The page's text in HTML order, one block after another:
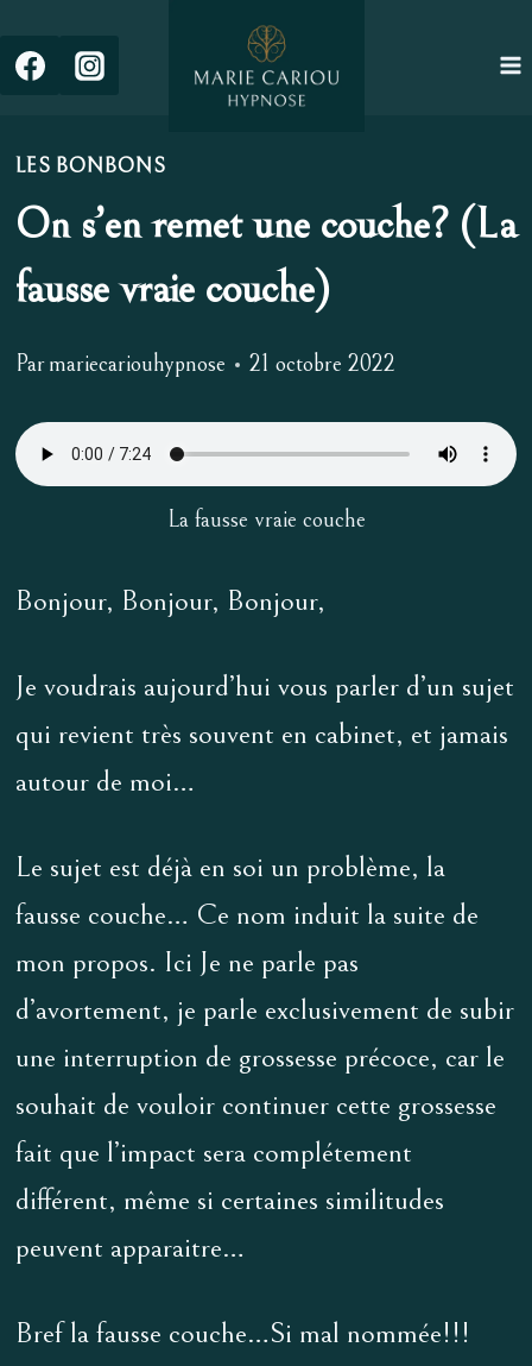
au
LES BONBONS
On s’en remet une couche? (La
fausse vraie couche)
Parmariecariouhypnose 21 octobre 2022
La fausse vraie couche
Bonjour, Bonjour, Bonjour,
Je voudrais aujourd’hui vous parler d’un sujet
qui revient très souvent en cabinet, et jamais
autour de moi…
Le sujet est déjà en soi un problème, la
fausse couche… Ce nom induit la suite de
mon propos. Ici Je ne parle pas
d’avortement, je parle exclusivement de subir
une interruption de grossesse précoce, car le
souhait de vouloir continuer cette grossesse
fait que l’impact sera complétement
différent, même si certaines similitudes
peuvent apparaitre…
Bref la fausse couche…Si mal nommée!!!